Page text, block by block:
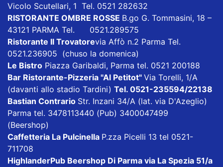
Vicolo Scutellari, 1 Tel. 0521 282632
RISTORANTE OMBRE ROSSE B.go G. Tommasini, 18 –
43121 PARMA Tel. 0521.289575
Ristorante Il Trovatorevia Affò n.2 Parma Tel.
0521.236905 (chuso la domenica)
Le Bistro Piazza Garibaldi, Parma tel. 0521 200188
Bar Ristorante-Pizzeria "Al Petitot" Via Torelli, 1/A
(davanti allo stadio Tardini) Tel. 0521-235594/22138
Bastian Contrario Str. Inzani 34/A (lat. via D'Azeglio)
Parma tel. 3478113440 (Pub) 3400047499
(Beershop)
Caffetteria La Pulcinella P.zza Picelli 13 tel 0521-
711708
HighlanderPub Beershop Di Parma via La Spezia 51/a